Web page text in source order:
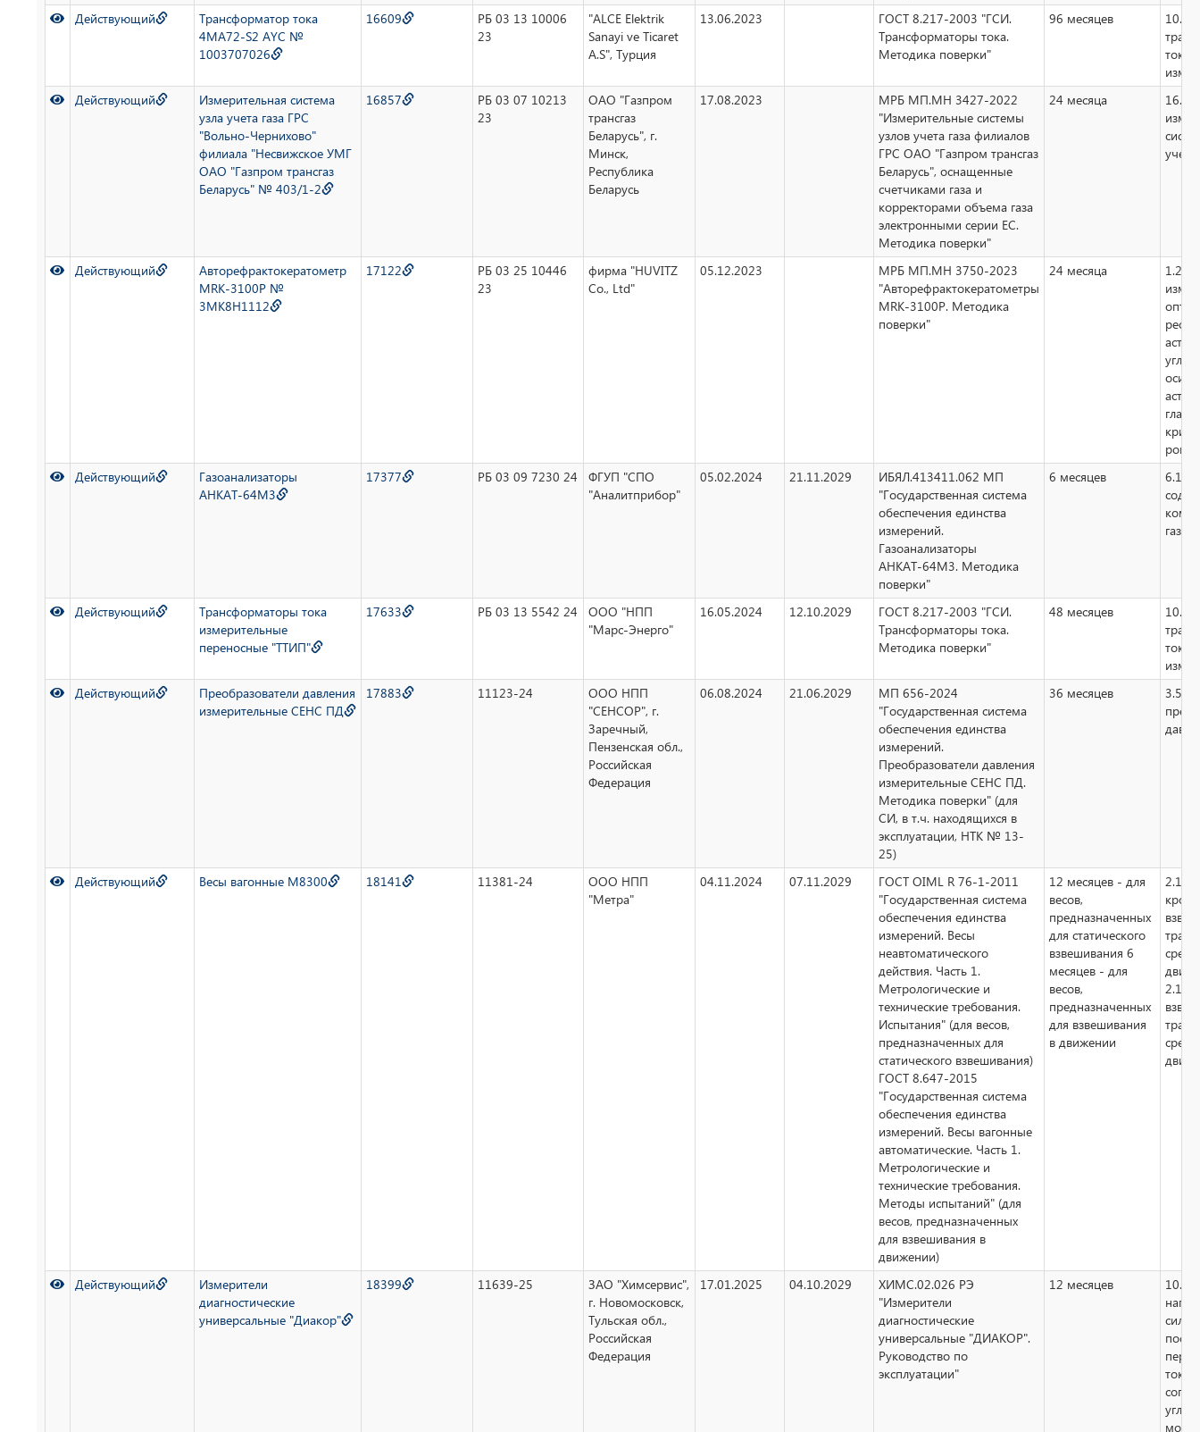
Действующий
Трансформатор тока
4MA72-S2 AYC №
1003707026
16609
РБ 03 13 10006
23
"ALCE Elektrik
Sanayi ve Ticaret
A.S", Турция
13.06.2023
ГОСТ 8.217-2003 "ГСИ.
Трансформаторы тока.
Методика поверки"
96 месяцев
10.13
тока
Действующий
Измерительная система
узла учета газа ГРС
"Вольно-Чернихово"
филиала "Несвижское УМГ
ОАО "Газпром трансгаз
Беларусь" № 403/1-2
16857
РБ 03 07 10213
23
ОАО "Газпром
трансгаз
Беларусь", г.
Минск,
Республика
Беларусь
17.08.2023
МРБ МП.МН 3427-2022
"Измерительные системы
узлов учета газа филиалов
ГРС ОАО "Газпром трансгаз
Беларусь", оснащенные
счетчиками газа и
корректорами объема газа
электронными серии ЕС.
Методика поверки"
24 месяца
16.2
учета
Действующий
Авторефрактокератометр
MRK-3100P №
3MK8H1112
17122
РБ 03 25 10446
23
фирма "HUVITZ
Co., Ltd"
05.12.2023
МРБ МП.МН 3750-2023
"Авторефрактокератометры
MRK-3100P. Методика
поверки"
24 месяца
1.2
угла
оси
Действующий
Газоанализаторы
АНКАТ-64М3
17377 РБ 03 09 7230 24
ФГУП "СПО
"Аналитприбор"
05.02.2024 21.11.2029
ИБЯЛ.413411.062 МП
"Государственная система
обеспечения единства
измерений.
Газоанализаторы
АНКАТ-64М3. Методика
поверки"
6 месяцев
6.10
Действующий
Трансформаторы тока
измерительные
переносные "ТТИП"
17633 РБ 03 13 5542 24
ООО "НПП
"Марс-Энерго"
16.05.2024 12.10.2029
ГОСТ 8.217-2003 "ГСИ.
Трансформаторы тока.
Методика поверки"
48 месяцев
10.13
тока
Действующий
Преобразователи давления
измерительные СЕНС ПД
17883 11123-24
ООО НПП
"СЕНСОР", г.
Заречный,
Пензенская обл.,
Российская
Федерация
06.08.2024 21.06.2029
МП 656-2024
"Государственная система
обеспечения единства
измерений.
Преобразователи давления
измерительные СЕНС ПД.
Методика поверки" (для
СИ, в т.ч. находящихся в
эксплуатации, НТК № 13-
25)
36 месяцев
3.5
Действующий Весы вагонные М8300 18141 11381-24
ООО НПП
"Метра"
04.11.2024 07.11.2029
ГОСТ OIML R 76-1-2011
"Государственная система
обеспечения единства
измерений. Весы
неавтоматического
действия. Часть 1.
Метрологические и
технические требования.
Испытания" (для весов,
предназначенных для
статического взвешивания)
ГОСТ 8.647-2015
"Государственная система
обеспечения единства
измерений. Весы вагонные
автоматические. Часть 1.
Метрологические и
технические требования.
Методы испытаний" (для
весов, предназначенных
для взвешивания в
движении)
12 месяцев - для
весов,
предназначенных
для статического
взвешивания 6
месяцев - для
весов,
предназначенных
для взвешивания
в движении
2.1.2
2.1.3
Действующий
Измерители
диагностические
универсальные "Диакор"
18399 11639-25
ЗАО "Химсервис",
г. Новомосковск,
Тульская обл.,
Российская
Федерация
17.01.2025 04.10.2029
ХИМС.02.026 РЭ
"Измерители
диагностические
универсальные "ДИАКОР".
Руководство по
эксплуатации"
12 месяцев
10.7
силы
тока,
угла